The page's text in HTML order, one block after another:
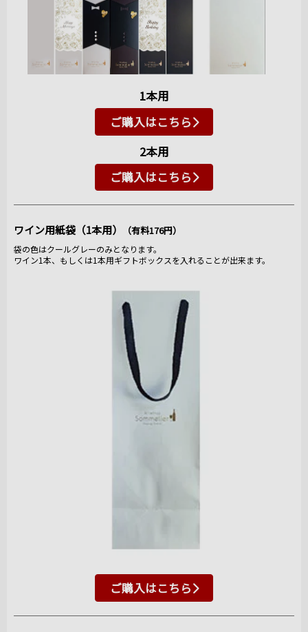
1本用
ご購入はこちら
2本用
ご購入はこちら
ワイン用紙袋（1本用） （有料176円）
袋の色はクールグレーのみとなります。
ワイン1本、もしくは1本用ギフトボックスを入れることが出来ます。
ご購入はこちら